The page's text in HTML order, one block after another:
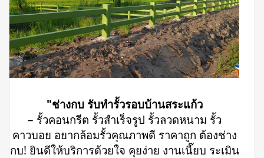
"ช่างกบ รับทำรั้วรอบบ้านสระแก้ว
– รั้วคอนกรีต รั้วสำเร็จรูป รั้วลวดหนาม รั้ว
คาวบอย อยากล้อมรั้วคุณภาพดี ราคาถูก ต้องช่าง
กบ! ยินดีให้บริการด้วยใจ คุยง่าย งานเนี๊ยบ ระเมิน